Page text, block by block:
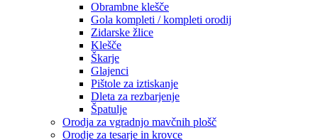
Obrambne klešče
Gola kompleti / kompleti orodij
Zidarske žlice
Klešče
Škarje
Glajenci
Pištole za iztiskanje
Dleta za rezbarjenje
Špatulje
Orodja za vgradnjo mavčnih plošč
Orodje za tesarje in krovce